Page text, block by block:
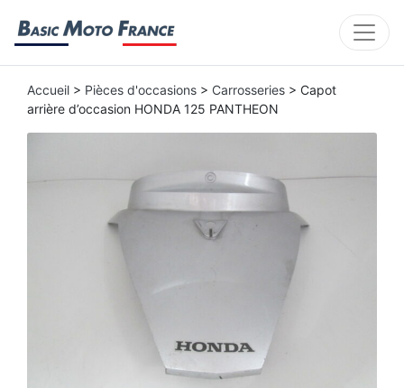
Accueil > Pièces d'occasions > Carrosseries > Capot
arrière d’occasion HONDA 125 PANTHEON